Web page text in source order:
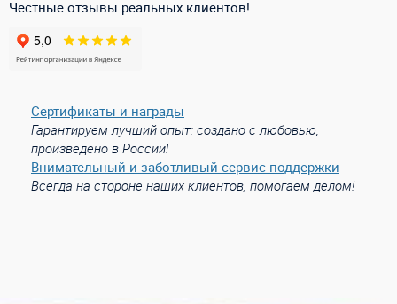
Честные отзывы реальных клиентов!
Сертификаты и награды
Гарантируем лучший опыт: создано с любовью,
произведено в России!
Внимательный и заботливый сервис поддержки
Всегда на стороне наших клиентов, помогаем делом!